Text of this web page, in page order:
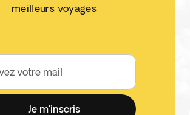
meilleurs voyages
votre mail
Je m'inscris